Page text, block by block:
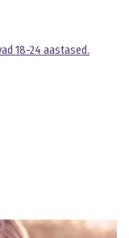
18-24 aastased.